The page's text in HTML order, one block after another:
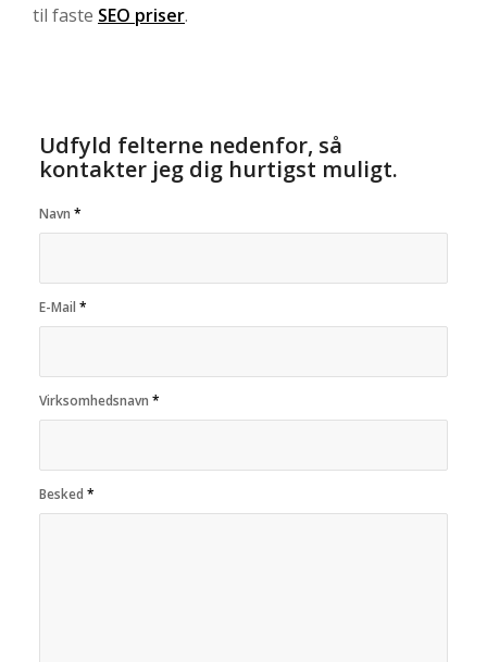
til faste SEO priser.
Udfyld felterne nedenfor, så
kontakter jeg dig hurtigst muligt.
Navn *
E-Mail *
Virksomhedsnavn *
Besked *